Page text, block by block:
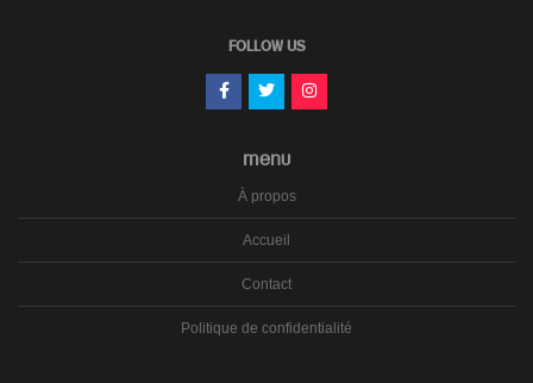
FOLLOW US
MENU
À propos
Accueil
Contact
Politique de confidentialité